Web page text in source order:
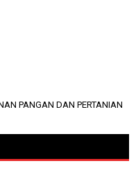
PANGAN DAN PERTANIAN